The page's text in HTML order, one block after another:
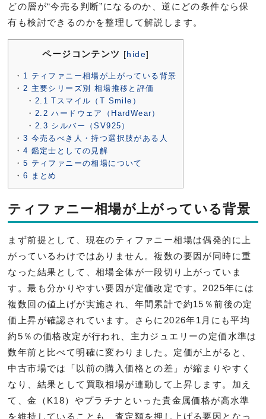
どの層が“今売る判断”になるのか、逆にどの条件なら保
有も検討できるのかを整理して解説します。
ページコンテンツ [ hide]
1 ティファニー相場が上がっている背景
2 主要シリーズ別 相場推移と評価
2.1 Tスマイル（T Smile）
2.2 ハードウェア（HardWear）
2.3 シルバー（SV925）
3 今売るべき人・持つ選択肢がある人
4 鑑定士としての見解
5 ティファニーの相場について
6 まとめ
ティファニー相場が上がっている背景
まず前提として、現在のティファニー相場は偶発的に上
がっているわけではありません。複数の要因が同時に重
なった結果として、相場全体が一段切り上がっていま
す。最も分かりやすい要因が定価改定です。2025年には
複数回の値上げが実施され、年間累計で約15％前後の定
価上昇が確認されています。さらに2026年1月にも平均
約5％の価格改定が行われ、主力ジュエリーの定価水準は
数年前と比べて明確に変わりました。定価が上がると、
中古市場では「以前の購入価格との差」が縮まりやすく
なり、結果として買取相場が連動して上昇します。加え
て、金（K18）やプラチナといった貴金属価格が高水準
を維持していることも、査定額を押し上げる要因となっ